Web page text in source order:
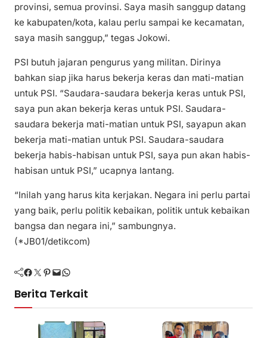
provinsi, semua provinsi. Saya masih sanggup datang
ke kabupaten/kota, kalau perlu sampai ke kecamatan,
saya masih sanggup,” tegas Jokowi.
PSI butuh jajaran pengurus yang militan. Dirinya
bahkan siap jika harus bekerja keras dan mati-matian
untuk PSI. “Saudara-saudara bekerja keras untuk PSI,
saya pun akan bekerja keras untuk PSI. Saudara-
saudara bekerja mati-matian untuk PSI, sayapun akan
bekerja mati-matian untuk PSI. Saudara-saudara
bekerja habis-habisan untuk PSI, saya pun akan habis-
habisan untuk PSI,” ucapnya lantang.
“Inilah yang harus kita kerjakan. Negara ini perlu partai
yang baik, perlu politik kebaikan, politik untuk kebaikan
bangsa dan negara ini,” sambungnya.
(*JB01/detikcom)
Facebook Twitter Pinterest Mail WhatsApp
Berita Terkait